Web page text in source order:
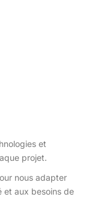
et
projet.
nous adapter
et aux besoins de